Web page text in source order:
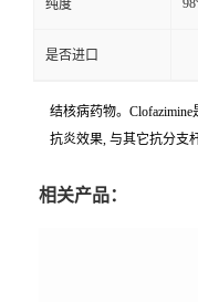
纯度
是否进口
结核病药物。
抗炎效果, 与其它抗分支
相关产品：